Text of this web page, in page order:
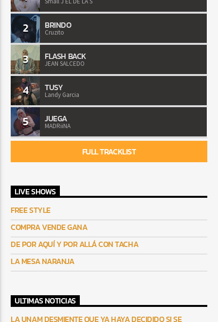
2 BRINDO
Cruzito
3 FLASH BACK
JEAN SALCEDO
4 TUSY
Landy Garcia
5 JUEGA
MADRiiNA
FULL TRACKLIST
LIVE SHOWS
FREE STYLE
COMPRA VENDE GANA
DE POR AQUÍ Y POR ALLÁ CON TACHA
LA MESA NARANJA
ULTIMAS NOTICIAS
LA UNAM DESMIENTE QUE YA HAYA DECIDIDO SI SE